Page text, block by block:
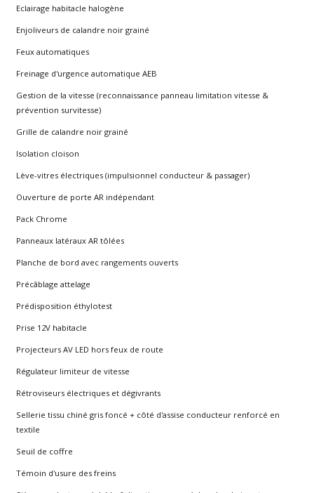
Eclairage habitacle halogène
Enjoliveurs de calandre noir grainé
Feux automatiques
Freinage d'urgence automatique AEB
Gestion de la vitesse (reconnaissance panneau limitation vitesse &
prévention survitesse)
Grille de calandre noir grainé
Isolation cloison
Lève-vitres électriques (impulsionnel conducteur & passager)
Ouverture de porte AR indépendant
Pack Chrome
Panneaux latéraux AR tôlées
Planche de bord avec rangements ouverts
Précâblage attelage
Prédisposition éthylotest
Prise 12V habitacle
Projecteurs AV LED hors feux de route
Régulateur limiteur de vitesse
Rétroviseurs électriques et dégivrants
Sellerie tissu chiné gris foncé + côté d'assise conducteur renforcé en
textile
Seuil de coffre
Témoin d'usure des freins